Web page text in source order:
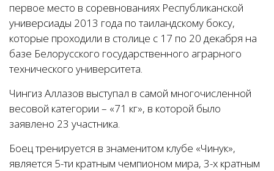
первое место в соревнованиях Республиканской
универсиады 2013 года по таиландскому боксу,
которые проходили в столице с 17 по 20 декабря на
базе Белорусского государственного аграрного
технического университета.
Чингиз Аллазов выступал в самой многочисленной
весовой категории – «71 кг», в которой было
заявлено 23 участника.
Боец тренируется в знаменитом клубе «Чинук»,
является 5-ти кратным чемпионом мира, 3-х кратным